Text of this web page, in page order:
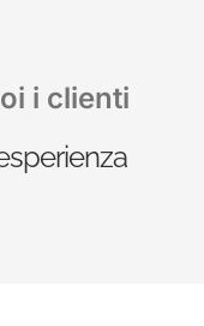
i clienti